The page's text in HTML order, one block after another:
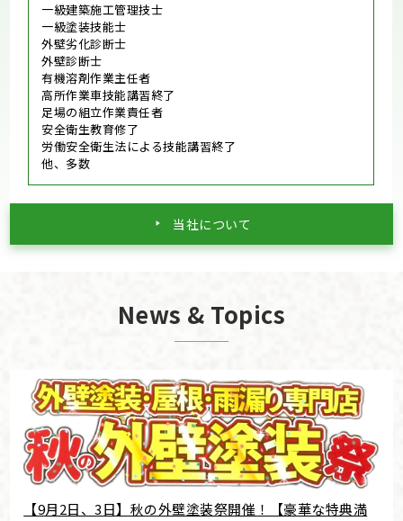
一級建築施工管理技士
一級塗装技能士
外壁劣化診断士
外壁診断士
有機溶剤作業主任者
高所作業車技能講習終了
足場の組立作業責任者
安全衛生教育修了
労働安全衛生法による技能講習終了
他、多数
当社について
News & Topics
【9月2日、3日】秋の外壁塗装祭開催！【豪華な特典満